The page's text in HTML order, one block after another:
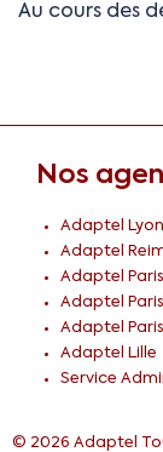
Au cours des
Nos
Adaptel Lyon
Adaptel
Adaptel Paris
Adaptel
Adaptel
Adaptel Lille
Service
© 2026 Adaptel